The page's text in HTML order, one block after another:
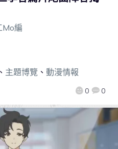
Mo編
0 0
、 主題博覽 、 動漫情報